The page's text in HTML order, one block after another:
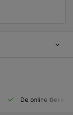
De online